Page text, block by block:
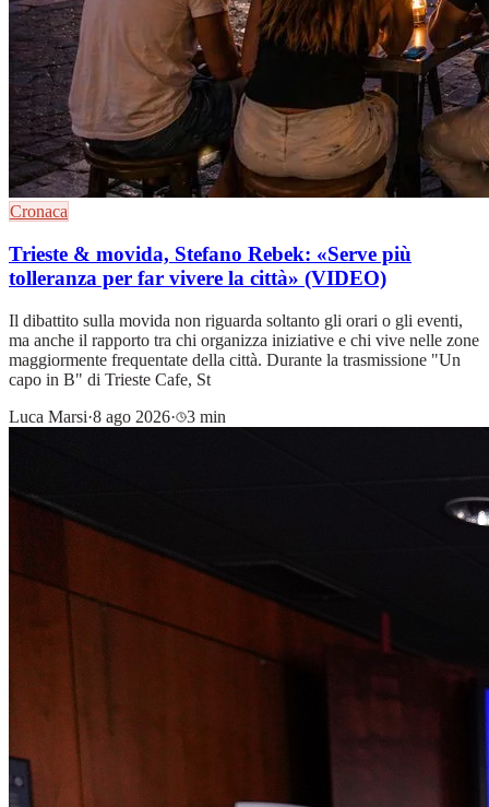
Cronaca
Trieste & movida, Stefano Rebek: «Serve più
tolleranza per far vivere la città» (VIDEO)
Il dibattito sulla movida non riguarda soltanto gli orari o gli eventi,
ma anche il rapporto tra chi organizza iniziative e chi vive nelle zone
maggiormente frequentate della città. Durante la trasmissione "Un
capo in B" di Trieste Cafe, St
Luca Marsi·8 ago 2026· 3 min